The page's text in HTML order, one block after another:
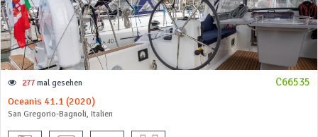
C66535
277 mal gesehen
Oceanis 41.1 (2020)
San Gregorio-Bagnoli, Italien